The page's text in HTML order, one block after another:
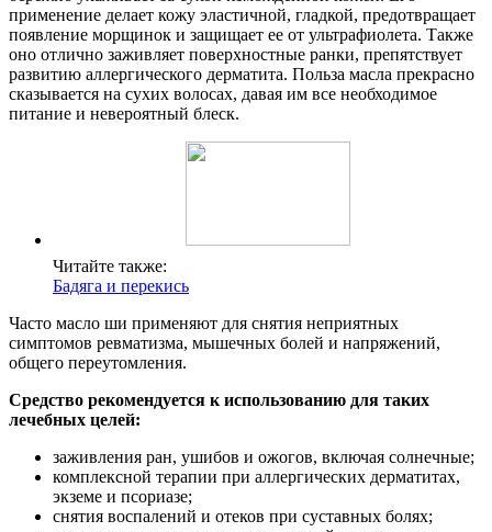
применение делает кожу эластичной, гладкой, предотвращает
появление морщинок и защищает ее от ультрафиолета. Также
оно отлично заживляет поверхностные ранки, препятствует
развитию аллергического дерматита. Польза масла прекрасно
сказывается на сухих волосах, давая им все необходимое
питание и невероятный блеск.
Читайте также:
Бадяга и перекись
Часто масло ши применяют для снятия неприятных
симптомов ревматизма, мышечных болей и напряжений,
общего переутомления.
Средство рекомендуется к использованию для таких
лечебных целей:
заживления ран, ушибов и ожогов, включая солнечные;
комплексной терапии при аллергических дерматитах,
экземе и псориазе;
снятия воспалений и отеков при суставных болях;